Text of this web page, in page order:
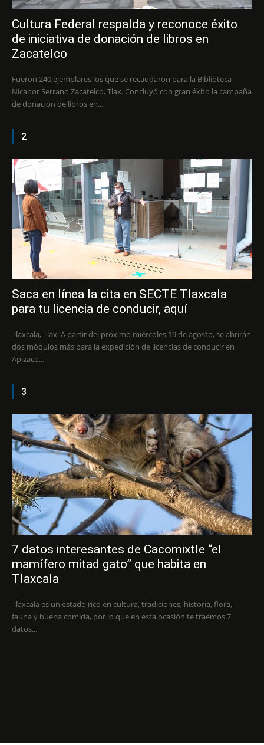
Cultura Federal respalda y reconoce éxito
de iniciativa de donación de libros en
Zacatelco
Fueron 240 ejemplares los que se recaudaron para la Biblioteca
Nicanor Serrano Zacatelco, Tlax. Concluyó con gran éxito la campaña
de donación de libros en...
2
Saca en línea la cita en SECTE Tlaxcala
para tu licencia de conducir, aquí
Tlaxcala, Tlax. A partir del próximo miércoles 19 de agosto, se abrirán
dos módulos más para la expedición de licencias de conducir en
Apizaco...
3
7 datos interesantes de Cacomixtle “el
mamífero mitad gato” que habita en
Tlaxcala
Tlaxcala es un estado rico en cultura, tradiciones, historia, flora,
fauna y buena comida, por lo que en esta ocasión te traemos 7
datos...